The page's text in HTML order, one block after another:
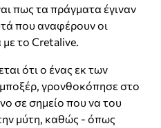
πως τα πράγματα έγιναν
που αναφέρουν οι
το Cretalive.
ότι ο ένας εκ των
γρονθοκόπησε στο
σε σημείο που να του
μύτη, καθώς - όπως